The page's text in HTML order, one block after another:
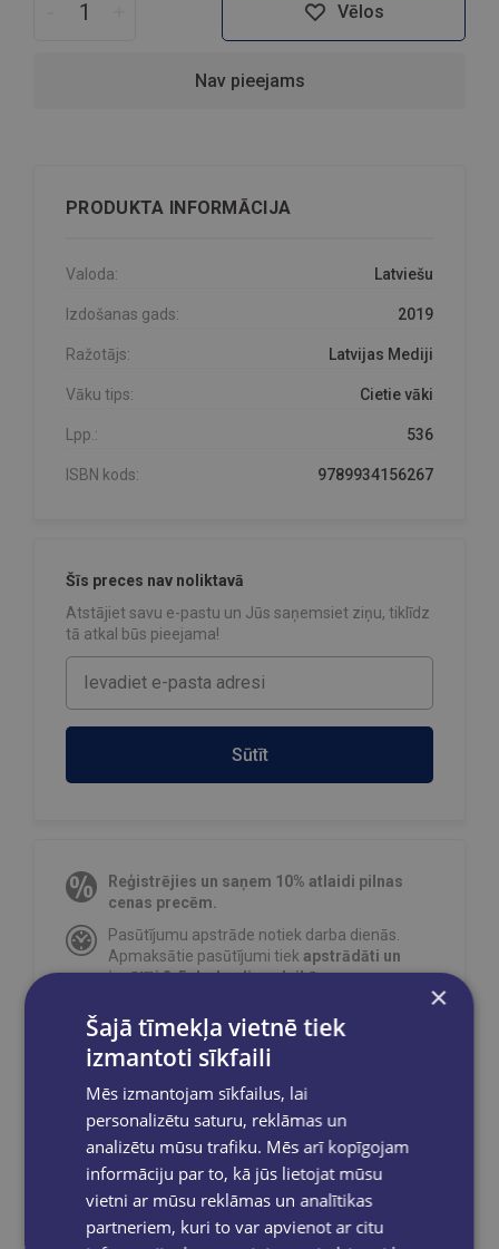
Vēlos
Nav pieejams
PRODUKTA INFORMĀCIJA
Valoda: Latviešu
Izdošanas gads: 2019
Ražotājs: Latvijas Mediji
Vāku tips: Cietie vāki
Lpp.: 536
ISBN kods: 9789934156267
Šīs preces nav noliktavā
Atstājiet savu e-pastu un Jūs saņemsiet ziņu, tiklīdz
tā atkal būs pieejama!
Sūtīt
Reģistrējies un saņem 10% atlaidi pilnas
cenas precēm.
Pasūtījumu apstrāde notiek darba dienās.
Apmaksātie pasūtījumi tiek apstrādāti un
izsūtīti 2-5 darba dienu laikā.
pakomātiem Latvijāpasūtījumiem no €40.00.
Bezmaksas piegāde jebkurā GLOBUSS
grāmatnīcā 1-5 darba dienu laikā, kad
pasūtījums būs gatavs saņemšanai, saņemsi
e-pastu un/ vai SMS.
Dalies sociālajos tīklos:
×
Šajā tīmekļa vietnē tiek
izmantoti sīkfaili
Mēs izmantojam sīkfailus, lai
personalizētu saturu, reklāmas un
analizētu mūsu trafiku. Mēs arī kopīgojam
informāciju par to, kā jūs lietojat mūsu
vietni ar mūsu reklāmas un analītikas
partneriem, kuri to var apvienot ar citu